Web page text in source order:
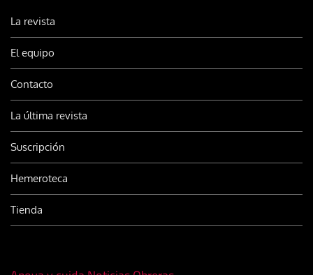
La revista
El equipo
Contacto
La última revista
Suscripción
Hemeroteca
Tienda